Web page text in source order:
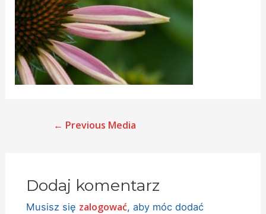
← Previous Media
Dodaj komentarz
Musisz się zalogować, aby móc dodać